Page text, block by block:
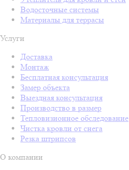
Водосточные системы
Материалы для террасы
Услуги
Доставка
Монтаж
Бесплатная консультация
Замер объекта
Выездная консультация
Производство в размер
Тепловизионное обследование
Чистка кровли от снега
Резка штрипсов
О компании